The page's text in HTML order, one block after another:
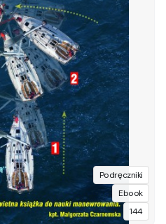
Podręczniki
Ebook
144